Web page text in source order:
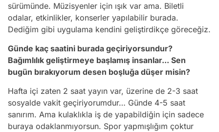
sürümünde. Müzisyenler için ışık var ama. Biletli
odalar, etkinlikler, konserler yapılabilir burada.
Dediğim gibi uygulama kendini geliştirdikçe göreceğiz.
Günde kaç saatini burada geçiriyorsundur?
Bağımlılık geliştirmeye başlamış insanlar... Sen
bugün bırakıyorum desen boşluğa düşer misin?
Hafta içi zaten 2 saat yayın var, üzerine de 2-3 saat
sosyalde vakit geçiriyorumdur… Günde 4-5 saat
sanırım. Ama kulaklıkla iş de yapabildiğin için sadece
buraya odaklanmıyorsun. Spor yapmışlığım çoktur